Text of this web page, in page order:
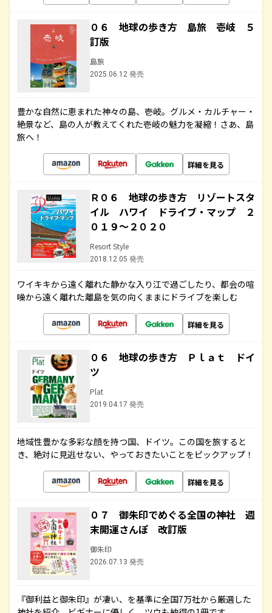
０６ 地球の歩き方 島旅 壱岐 ５
訂版
島旅
2025.06.12 発売
豊かな自然に恵まれた神々の島、壱岐。グルメ・カルチャー・
絶景など、島の人が教えてくれた壱岐の魅力を凝縮！さあ、島
旅へ！
詳細を見る
Ｒ０６ 地球の歩き方 リゾートスタ
イル ハワイ ドライブ・マップ ２
０１９～２０２０
Resort Style
2018.12.05 発売
ワイキキから遠く離れた静かな入り江で過ごしたり、都会の喧
噪から遠く離れた離島を気の向くままにドライブを楽しむ
詳細を見る
０６ 地球の歩き方 Ｐｌａｔ ドイ
ツ
Plat
2019.04.17 発売
地域性豊かな多彩な顔を持つ国、ドイツ。この国を旅すると
き、絶対に見逃せない、やっておきたいことをピックアップ！
詳細を見る
０７ 御朱印でめぐる全国の神社 週
末開運さんぽ 改訂版
御朱印
2026.07.13 発売
『御利益と御朱印』が凄い、を基準に全国7万社から厳選した